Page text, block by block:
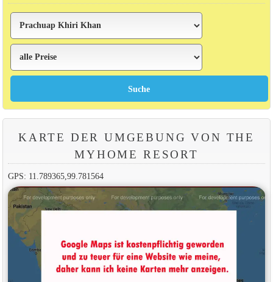
KARTE DER UMGEBUNG VON THE
MYHOME RESORT
GPS: 11.789365,99.781564